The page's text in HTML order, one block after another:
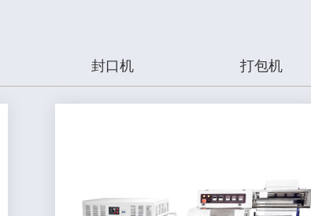
封口机 打包机